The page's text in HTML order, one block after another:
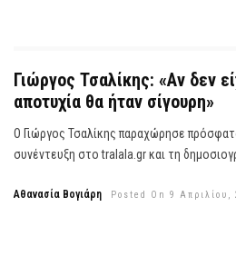
Γιώργος Τσαλίκης: «Αν δεν
αποτυχία θα ήταν σίγουρη»
Ο Γιώργος Τσαλίκης παραχώρησε
συνέντευξη στο tralala.gr και τη
Αθανασία Βογιάρη Posted On 9 Απριλίου,